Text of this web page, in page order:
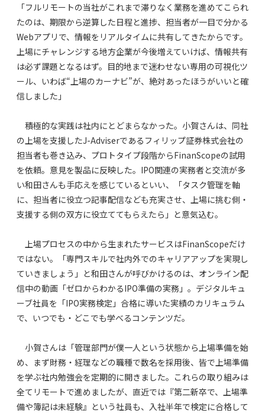
「フルリモートの当社がこれまで滞りなく業務を進めてこられ
たのは、期限から逆算した日程と進捗、担当者が一目で分かる
Webアプリで、情報をリアルタイムに共有してきたからです。
上場にチャレンジする地方企業が今後増えていけば、情報共有
は必ず課題となるはず。目的地まで迷わせない専用の可視化ツ
ール、いわば“上場のカーナビ”が、絶対あったほうがいいと確
信しました」
積極的な実践は社内にとどまらなかった。小賀さんは、同社
の上場を支援したJ-Adviserであるフィリップ証券株式会社の
担当者も巻き込み、プロトタイプ段階からFinanScopeの試用
を依頼。意見を製品に反映した。IPO関連の実務者と交流が多
い和田さんも手応えを感じているといい、「タスク管理を軸
に、担当者に役立つ記事配信なども充実させ、上場に挑む側・
支援する側の双方に役立ててもらえたら」と意気込む。
上場プロセスの中から生まれたサービスはFinanScopeだけ
ではない。「専門スキルで社内外でのキャリアアップを実現し
ていきましょう」と和田さんが呼びかけるのは、オンライン配
信中の動画「ゼロからわかるIPO準備の実務」。デジタルキュ
ーブ社員を「IPO実務検定」合格に導いた実績のカリキュラム
で、いつでも・どこでも学べるコンテンツだ。
小賀さんは「管理部門が僕一人という状態から上場準備を始
め、まず財務・経理などの職種で数名を採用後、皆で上場準備
を学ぶ社内勉強会を定期的に開きました。これらの取り組みは
全てリモートで進めましたが、直近では『第二新卒で、上場準
備や簿記は未経験』という社員も、入社半年で検定に合格して